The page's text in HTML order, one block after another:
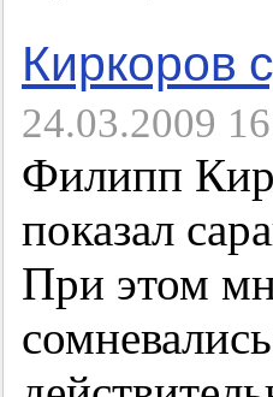
Киркоров
24.03.2009
Филипп
показал
При этом